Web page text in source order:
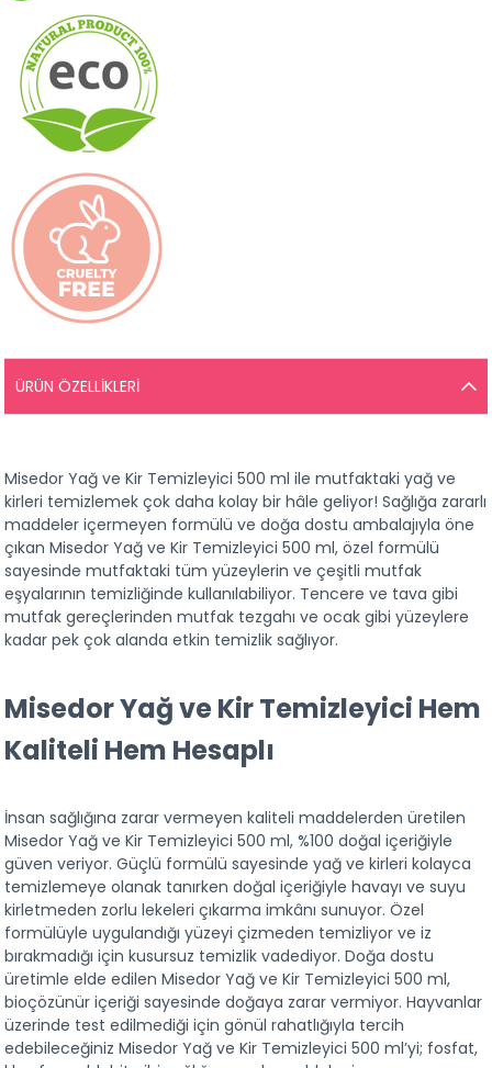
ÜRÜN ÖZELLIKLERI
Misedor Yağ ve Kir Temizleyici 500 ml ile mutfaktaki yağ ve
kirleri temizlemek çok daha kolay bir hâle geliyor! Sağlığa zararlı
maddeler içermeyen formülü ve doğa dostu ambalajıyla öne
çıkan Misedor Yağ ve Kir Temizleyici 500 ml, özel formülü
sayesinde mutfaktaki tüm yüzeylerin ve çeşitli mutfak
eşyalarının temizliğinde kullanılabiliyor. Tencere ve tava gibi
mutfak gereçlerinden mutfak tezgahı ve ocak gibi yüzeylere
kadar pek çok alanda etkin temizlik sağlıyor.
Misedor Yağ ve Kir Temizleyici Hem
Kaliteli Hem Hesaplı
İnsan sağlığına zarar vermeyen kaliteli maddelerden üretilen
Misedor Yağ ve Kir Temizleyici 500 ml, %100 doğal içeriğiyle
güven veriyor. Güçlü formülü sayesinde yağ ve kirleri kolayca
temizlemeye olanak tanırken doğal içeriğiyle havayı ve suyu
kirletmeden zorlu lekeleri çıkarma imkânı sunuyor. Özel
formülüyle uygulandığı yüzeyi çizmeden temizliyor ve iz
bırakmadığı için kusursuz temizlik vadediyor. Doğa dostu
üretimle elde edilen Misedor Yağ ve Kir Temizleyici 500 ml,
bioçözünür içeriği sayesinde doğaya zarar vermiyor. Hayvanlar
üzerinde test edilmediği için gönül rahatlığıyla tercih
edebileceğiniz Misedor Yağ ve Kir Temizleyici 500 ml’yi; fosfat,